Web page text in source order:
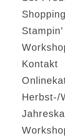
Kontakt
Herbst-/